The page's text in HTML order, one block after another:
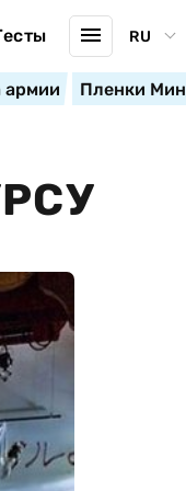
RU
армии Пленки